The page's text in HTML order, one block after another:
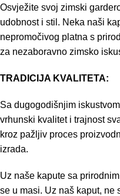
Osvježite svoj zimski
udobnost i stil. Neka naši
nepromočivog platna s
za nezaboravno zimsko
TRADICIJA KVALITETA:
Sa dugogodišnjim
vrhunski kvalitet i trajnost
kroz pažljiv proces
izrada.
Uz naše kapute sa
se u masi. Uz naš kaput, ne